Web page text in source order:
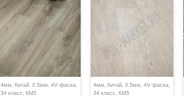
4мм, Китай, 0.5мм, 4V-фаска,
34 класс, КМ5
4мм, Китай, 0.5мм, 4V-фаска,
34 класс, КМ5